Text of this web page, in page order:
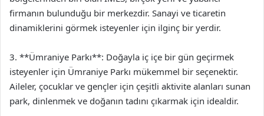
firmanın bulunduğu bir merkezdir. Sanayi ve ticaretin
dinamiklerini görmek isteyenler için ilginç bir yerdir.
3. **Ümraniye Parkı**: Doğayla iç içe bir gün geçirmek
isteyenler için Ümraniye Parkı mükemmel bir seçenektir.
Aileler, çocuklar ve gençler için çeşitli aktivite alanları sunan
park, dinlenmek ve doğanın tadını çıkarmak için idealdir.